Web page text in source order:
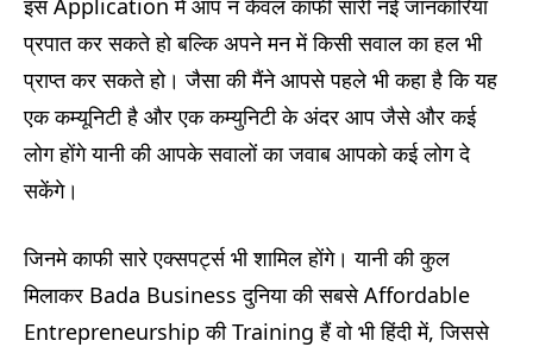
प्रपात कर सकते हो बल्कि अपने मन में किसी सवाल का हल भी
प्राप्त कर सकते हो। जैसा की मैंने आपसे पहले भी कहा है कि यह
एक कम्यूनिटी है और एक कम्युनिटी के अंदर आप जैसे और कई
लोग होंगे यानी की आपके सवालों का जवाब आपको कई लोग दे
सकेंगे।
जिनमे काफी सारे एक्सपर्ट्स भी शामिल होंगे। यानी की कुल
मिलाकर Bada Business दुनिया की सबसे Affordable
Entrepreneurship की Training हैं वो भी हिंदी में, जिससे